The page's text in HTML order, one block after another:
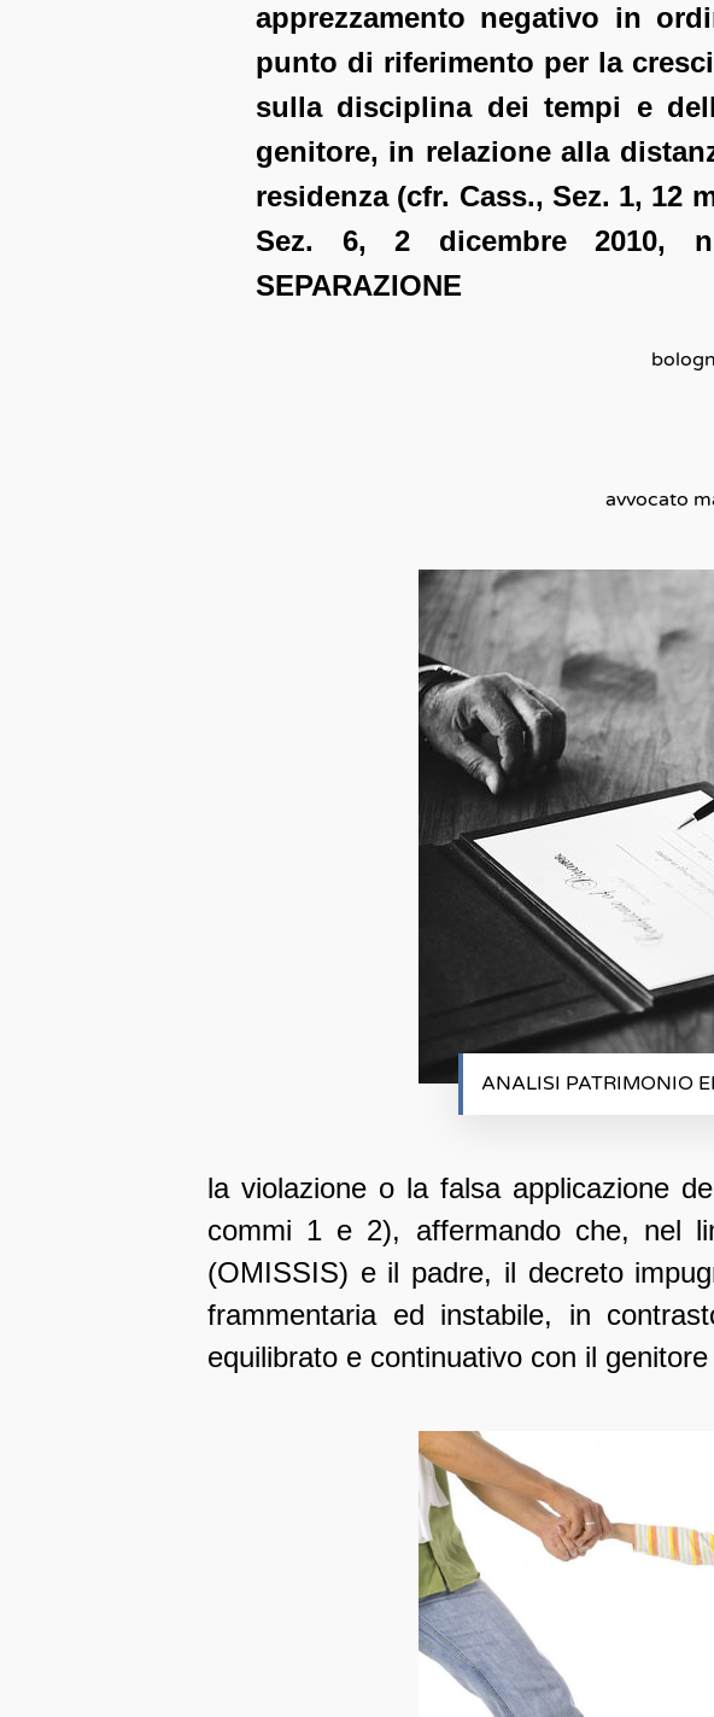
apprezzamento negativo in
punto di riferimento per la
sulla disciplina dei tempi e
genitore, in relazione alla
residenza (cfr. Cass., Sez. 1, 12
Sez. 6, 2 dicembre 2010, n.
SEPARAZIONE
avvocato
ANALISI PATRIMONIO
la violazione o la falsa applicazione
commi 1 e 2), affermando che, nel
(OMISSIS) e il padre, il decreto
frammentaria ed instabile, in
equilibrato e continuativo con il